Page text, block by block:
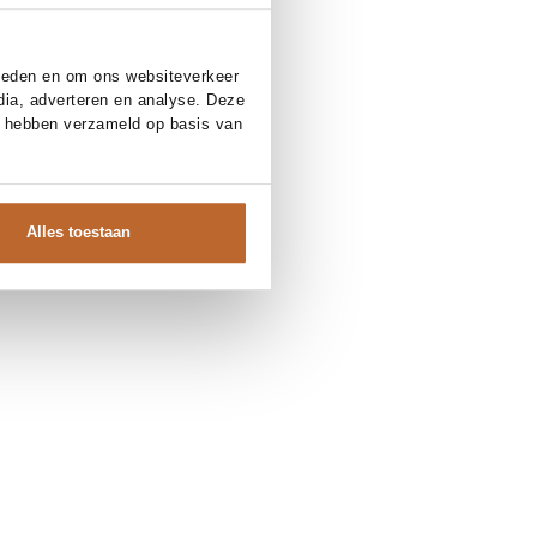
en om ons websiteverkeer
adverteren en analyse. Deze
verzameld op basis van
Alles toestaan